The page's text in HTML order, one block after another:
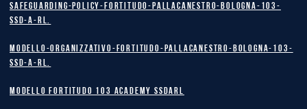
safeguarding-policy-Fortitudo-Pallacanestro-Bologna-103-
SSD-A-RL.
Modello-Organizzativo-Fortitudo-Pallacanestro-Bologna-103-
SSD-A-RL.
MODELLO FORTITUDO 103 ACADEMY SSDARL